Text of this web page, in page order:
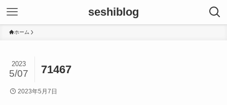
seshiblog
ホーム
71467
2023
5/07
2023年5月7日